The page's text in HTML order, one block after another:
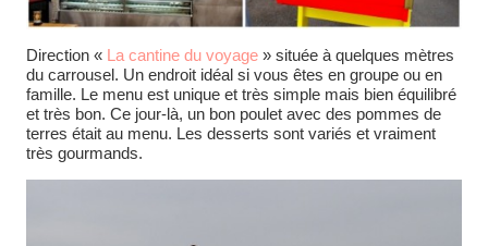
Direction « La cantine du voyage » située à quelques mètres
du carrousel. Un endroit idéal si vous êtes en groupe ou en
famille. Le menu est unique et très simple mais bien équilibré
et très bon. Ce jour-là, un bon poulet avec des pommes de
terres était au menu. Les desserts sont variés et vraiment
très gourmands.